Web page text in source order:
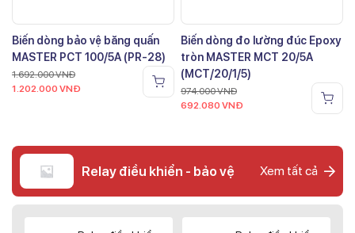
Biến dòng bảo vệ băng quấn
MASTER PCT 100/5A (PR-28)
1.692.000VNĐ
1.202.000 VNĐ
Biến dòng đo lường đúc Epoxy
tròn MASTER MCT 20/5A
(MCT/20/1/5)
974.000VNĐ
692.080 VNĐ
Relay điều khiển - bảo vệ Xem tất cả